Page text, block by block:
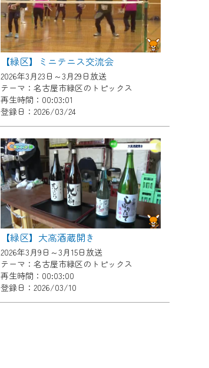
【緑区】ミニテニス交流会
2026年3月23日～3月29日放送
テーマ：名古屋市緑区のトピックス
再生時間：00:03:01
登録日：2026/03/24
【緑区】大高酒蔵開き
2026年3月9日～3月15日放送
テーマ：名古屋市緑区のトピックス
再生時間：00:03:00
登録日：2026/03/10